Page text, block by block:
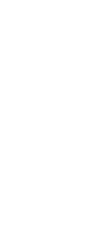
favoris
favoris